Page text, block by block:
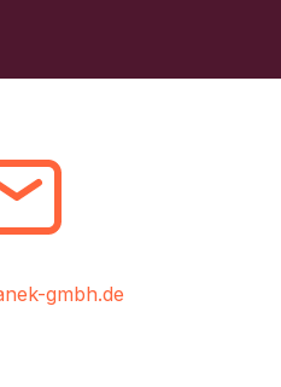
gmbh.de